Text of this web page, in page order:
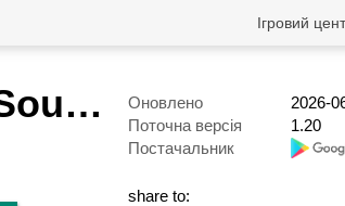
Ігровий
Animal Safari - Sound Battle Оновлено
2026-
Поточна версія
1.20
Постачальник
share to: